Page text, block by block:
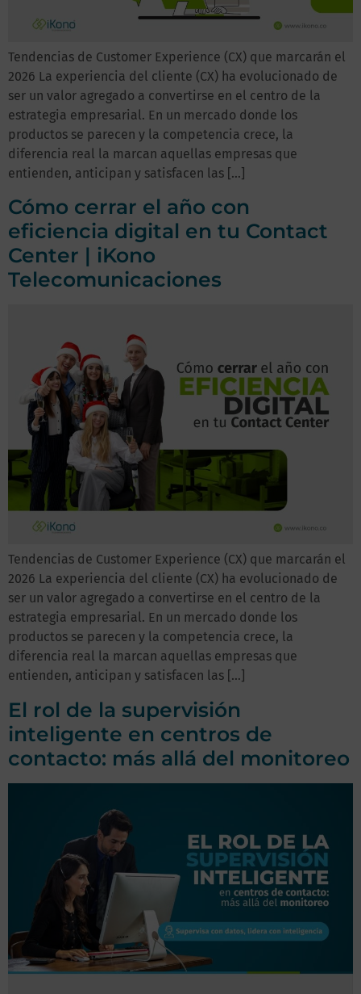
Tendencias de Customer Experience (CX) que marcarán el
2026 La experiencia del cliente (CX) ha evolucionado de
ser un valor agregado a convertirse en el centro de la
estrategia empresarial. En un mercado donde los
productos se parecen y la competencia crece, la
diferencia real la marcan aquellas empresas que
entienden, anticipan y satisfacen las […]
Cómo cerrar el año con
eficiencia digital en tu Contact
Center | iKono
Telecomunicaciones
Tendencias de Customer Experience (CX) que marcarán el
2026 La experiencia del cliente (CX) ha evolucionado de
ser un valor agregado a convertirse en el centro de la
estrategia empresarial. En un mercado donde los
productos se parecen y la competencia crece, la
diferencia real la marcan aquellas empresas que
entienden, anticipan y satisfacen las […]
El rol de la supervisión
inteligente en centros de
contacto: más allá del monitoreo